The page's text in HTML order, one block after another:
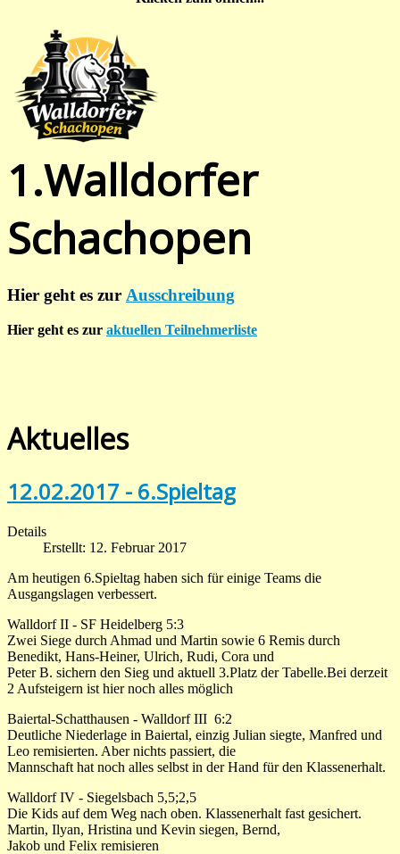
1.Walldorfer
Schachopen
Hier geht es zur Ausschreibung
Hier geht es zur aktuellen Teilnehmerliste
Aktuelles
12.02.2017 - 6.Spieltag
Details
Erstellt: 12. Februar 2017
Am heutigen 6.Spieltag haben sich für einige Teams die
Ausgangslagen verbessert.
Walldorf II - SF Heidelberg 5:3
Zwei Siege durch Ahmad und Martin sowie 6 Remis durch
Benedikt, Hans-Heiner, Ulrich, Rudi, Cora und
Peter B. sichern den Sieg und aktuell 3.Platz der Tabelle.Bei derzeit
2 Aufsteigern ist hier noch alles möglich
Baiertal-Schatthausen - Walldorf III 6:2
Deutliche Niederlage in Baiertal, einzig Julian siegte, Manfred und
Leo remisierten. Aber nichts passiert, die
Mannschaft hat noch alles selbst in der Hand für den Klassenerhalt.
Walldorf IV - Siegelsbach 5,5;2,5
Die Kids auf dem Weg nach oben. Klassenerhalt fast gesichert.
Martin, Ilyan, Hristina und Kevin siegen, Bernd,
Jakob und Felix remisieren